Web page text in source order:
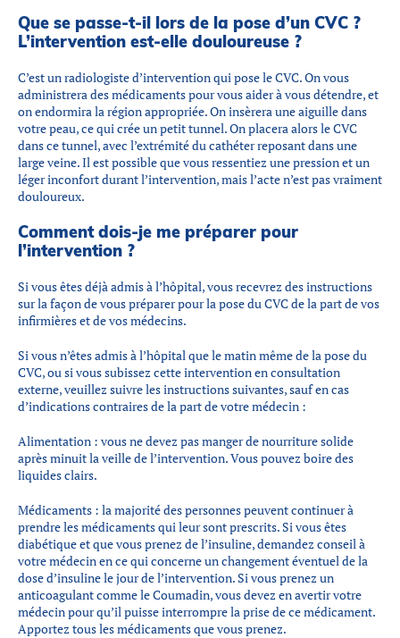
Que se passe-t-il lors de la pose d’un CVC ?
L’intervention est-elle douloureuse ?
C’est un radiologiste d’intervention qui pose le CVC. On vous
administrera des médicaments pour vous aider à vous détendre, et
on endormira la région appropriée. On insèrera une aiguille dans
votre peau, ce qui crée un petit tunnel. On placera alors le CVC
dans ce tunnel, avec l’extrémité du cathéter reposant dans une
large veine. Il est possible que vous ressentiez une pression et un
léger inconfort durant l’intervention, mais l’acte n’est pas vraiment
douloureux.
Comment dois-je me préparer pour
l’intervention ?
Si vous êtes déjà admis à l’hôpital, vous recevrez des instructions
sur la façon de vous préparer pour la pose du CVC de la part de vos
infirmières et de vos médecins.
Si vous n’êtes admis à l’hôpital que le matin même de la pose du
CVC, ou si vous subissez cette intervention en consultation
externe, veuillez suivre les instructions suivantes, sauf en cas
d’indications contraires de la part de votre médecin :
Alimentation : vous ne devez pas manger de nourriture solide
après minuit la veille de l’intervention. Vous pouvez boire des
liquides clairs.
Médicaments : la majorité des personnes peuvent continuer à
prendre les médicaments qui leur sont prescrits. Si vous êtes
diabétique et que vous prenez de l’insuline, demandez conseil à
votre médecin en ce qui concerne un changement éventuel de la
dose d’insuline le jour de l’intervention. Si vous prenez un
anticoagulant comme le Coumadin, vous devez en avertir votre
médecin pour qu’il puisse interrompre la prise de ce médicament.
Apportez tous les médicaments que vous prenez.